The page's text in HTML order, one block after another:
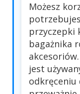
Możesz
przyczepki
bagażnika
jest
odkręceniu